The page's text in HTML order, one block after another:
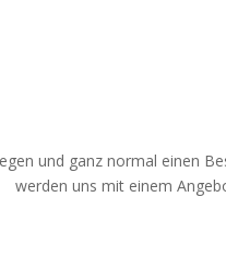
und ganz normal einen
werden uns mit einem